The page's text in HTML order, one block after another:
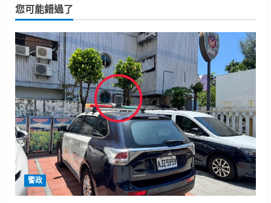
您可能錯過了
警政